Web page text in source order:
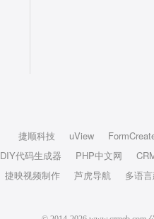
捷顺科技 uView
DIY代码生成器 PHP中文网
捷映视频制作 芦虎导航 多语